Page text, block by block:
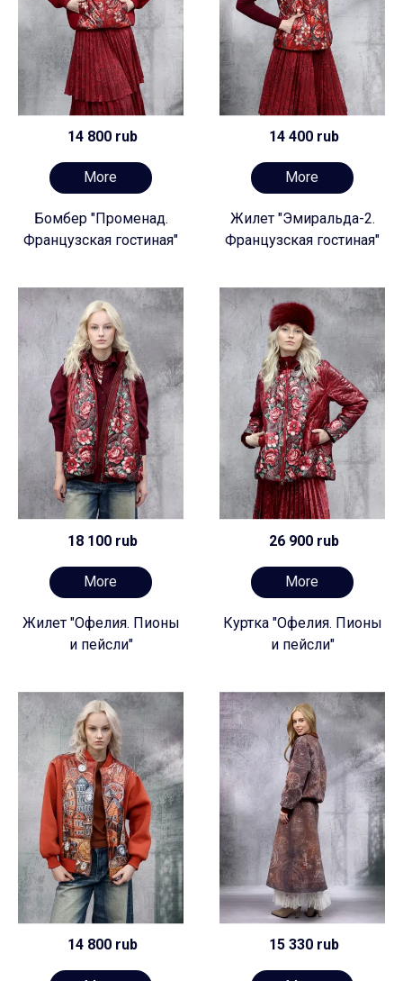
14 800 rub
More
Бомбер "Променад.
Французская гостиная"
14 400 rub
More
Жилет "Эмиральда-2.
Французская гостиная"
18 100 rub
More
Жилет "Офелия. Пионы
и пейсли"
26 900 rub
More
Куртка "Офелия. Пионы
и пейсли"
14 800 rub 15 330 rub